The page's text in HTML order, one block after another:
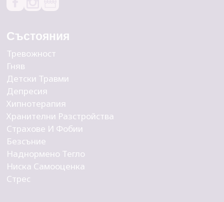
Състояния
Тревожност
Гняв
Детски Травми
Депресия
Хипнотерапия
Хранителни Разстройства
Страхове И Фобии
Безсъние
Наднормено Тегло
Ниска Самооценка
Стрес